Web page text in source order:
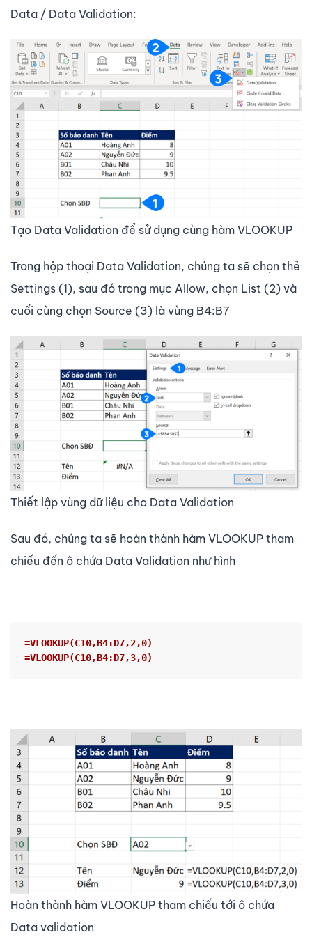
Data / Data Validation:
Tạo Data Validation để sử dụng cùng hàm VLOOKUP
Trong hộp thoại Data Validation, chúng ta sẽ chọn thẻ
Settings (1), sau đó trong mục Allow, chọn List (2) và
cuối cùng chọn Source (3) là vùng B4:B7
Thiết lập vùng dữ liệu cho Data Validation
Sau đó, chúng ta sẽ hoàn thành hàm VLOOKUP tham
chiếu đến ô chứa Data Validation như hình
=VLOOKUP(C10,B4:D7,2,0)
=VLOOKUP(C10,B4:D7,3,0)
Hoàn thành hàm VLOOKUP tham chiếu tới ô chứa
Data validation